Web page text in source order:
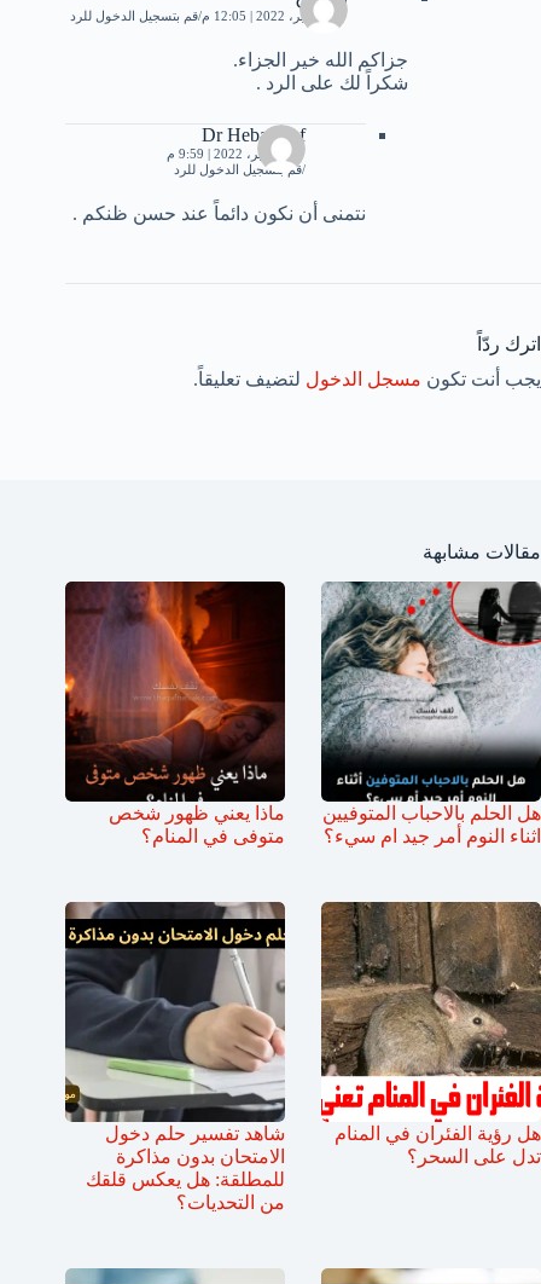
27 سبتمبر، 2022 | 12:05 م قم بتسجيل الدخول للرد
جزاكم الله خير الجزاء.
شكراً لك على الرد .
Dr Heba Atef
27 سبتمبر، 2022 | 9:59 م
قم بتسجيل الدخول للرد
نتمنى أن نكون دائماً عند حسن ظنكم .
اترك ردّاً
يجب أنت تكون مسجل الدخول لتضيف تعليقاً.
مقالات مشابهة
هل الحلم بالاحباب المتوفيين
اثناء النوم أمر جيد ام سيء؟
ماذا يعني ظهور شخص
متوفى في المنام؟
هل رؤية الفئران في المنام
تدل على السحر؟
شاهد تفسير حلم دخول
الامتحان بدون مذاكرة
للمطلقة: هل يعكس قلقك
من التحديات؟